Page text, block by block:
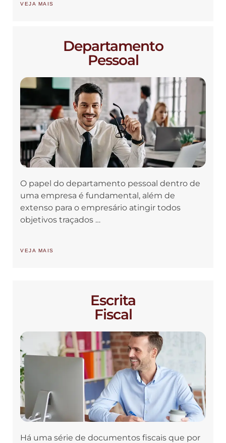
VEJA MAIS
Departamento
Pessoal
O papel do departamento pessoal dentro de
uma empresa é fundamental, além de
extenso para o empresário atingir todos
objetivos traçados …
VEJA MAIS
Escrita
Fiscal
Há uma série de documentos fiscais que por